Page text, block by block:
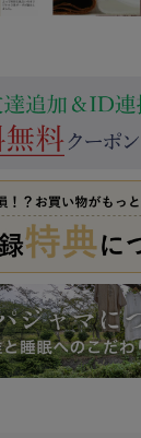
生地一覧はこちら
さがす一覧はこちら
衣
ーブ